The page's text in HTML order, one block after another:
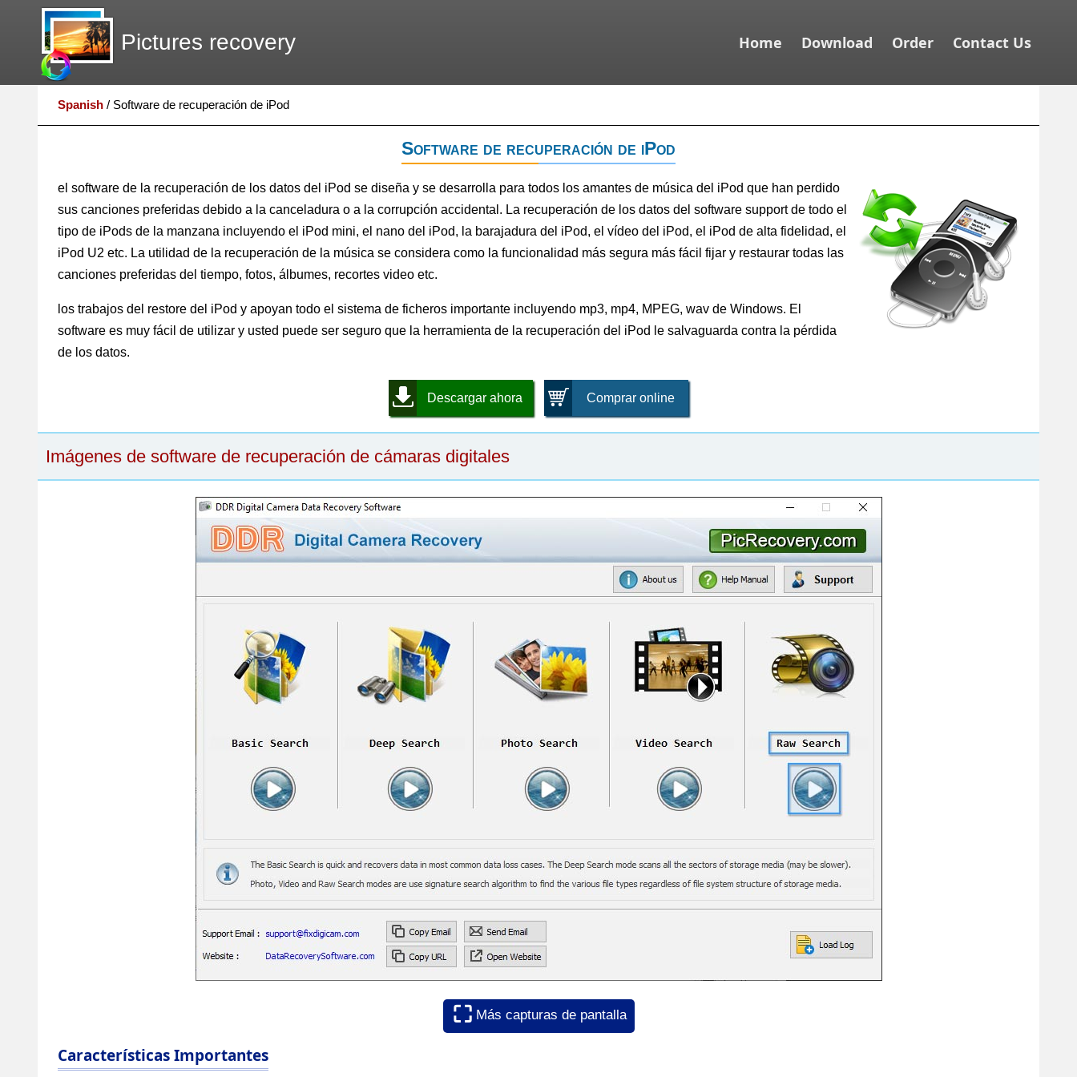
Pictures recovery Home Download Order Contact Us
Spanish / Software de recuperación de iPod
Software de recuperación de iPod
el software de la recuperación de los datos del iPod se diseña y se desarrolla para todos los amantes de música del iPod que han perdido
sus canciones preferidas debido a la canceladura o a la corrupción accidental. La recuperación de los datos del software support de todo el
tipo de iPods de la manzana incluyendo el iPod mini, el nano del iPod, la barajadura del iPod, el vídeo del iPod, el iPod de alta fidelidad, el
iPod U2 etc. La utilidad de la recuperación de la música se considera como la funcionalidad más segura más fácil fijar y restaurar todas las
canciones preferidas del tiempo, fotos, álbumes, recortes video etc.
los trabajos del restore del iPod y apoyan todo el sistema de ficheros importante incluyendo mp3, mp4, MPEG, wav de Windows. El
software es muy fácil de utilizar y usted puede ser seguro que la herramienta de la recuperación del iPod le salvaguarda contra la pérdida
de los datos.
Descargar ahora Comprar online
Imágenes de software de recuperación de cámaras digitales
⛶ Más capturas de pantalla
Características Importantes